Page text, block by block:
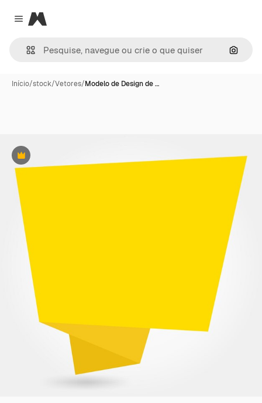
Close menu
Magnific
Início/stock/Vetores/Modelo de Design de …
Premium